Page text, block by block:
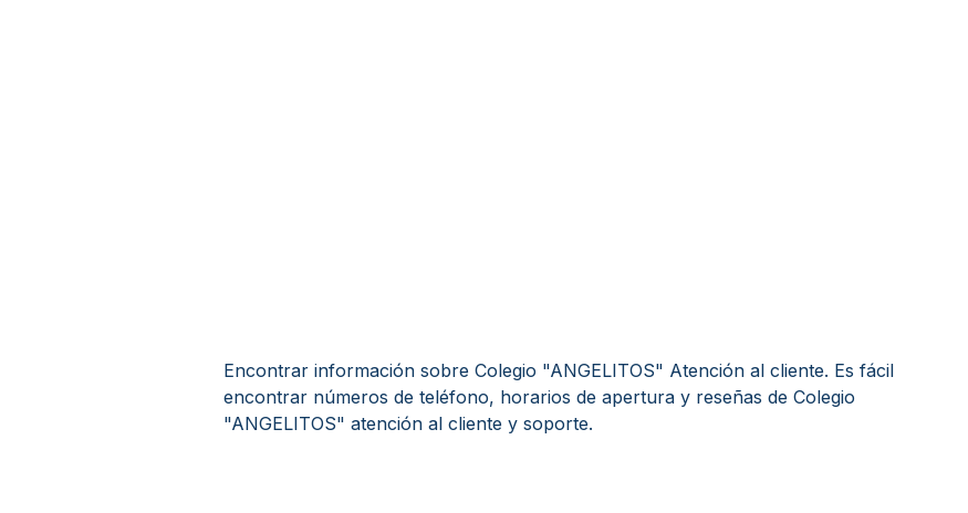
Encontrar información sobre Colegio "ANGELITOS" Atención al cliente. Es fácil
encontrar números de teléfono, horarios de apertura y reseñas de Colegio
"ANGELITOS" atención al cliente y soporte.